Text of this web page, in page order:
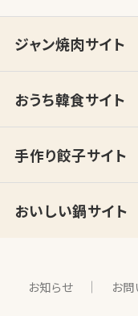
ジャン焼肉サイト
おうち韓食サイト
手作り餃子サイト
おいしい鍋サイト
お知らせ お